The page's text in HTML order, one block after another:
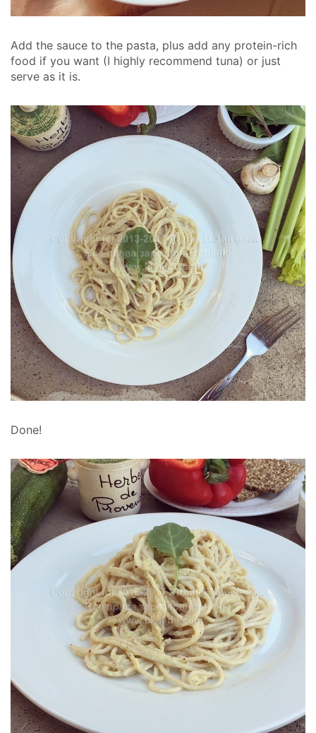
Add the sauce to the pasta, plus add any protein-rich
food if you want (I highly recommend tuna) or just
serve as it is.
Done!